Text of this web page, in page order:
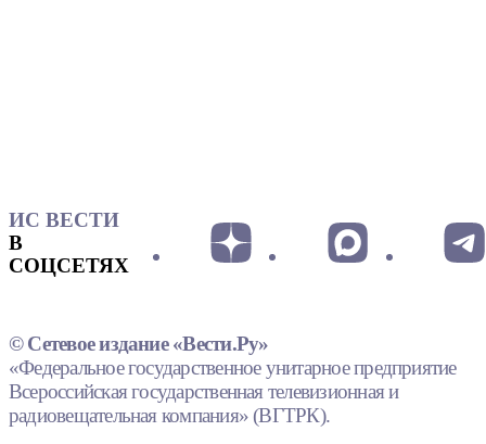
ИС ВЕСТИ
В
СОЦСЕТЯХ
© Сетевое издание «Вести.Ру»
«Федеральное государственное унитарное предприятие
Всероссийская государственная телевизионная и
радиовещательная компания» (ВГТРК).